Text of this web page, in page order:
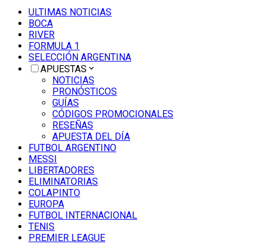
ULTIMAS NOTICIAS
BOCA
RIVER
FORMULA 1
SELECCIÓN ARGENTINA
APUESTAS
NOTICIAS
PRONÓSTICOS
GUÍAS
CÓDIGOS PROMOCIONALES
RESEÑAS
APUESTA DEL DÍA
FUTBOL ARGENTINO
MESSI
LIBERTADORES
ELIMINATORIAS
COLAPINTO
EUROPA
FUTBOL INTERNACIONAL
TENIS
PREMIER LEAGUE